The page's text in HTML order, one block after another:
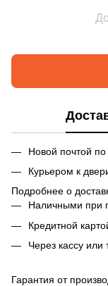
Новой почтой
Курьером к
Подробнее о
Наличными при
Кредитной
Через кассу
Гарантия от